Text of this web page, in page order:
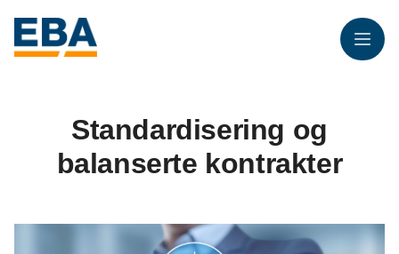
Meny
Standardisering og
balanserte kontrakter